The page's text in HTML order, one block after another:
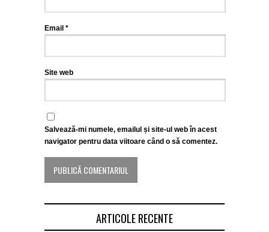
Email *
Site web
Salvează-mi numele, emailul și site-ul web în acest
navigator pentru data viitoare când o să comentez.
ARTICOLE RECENTE